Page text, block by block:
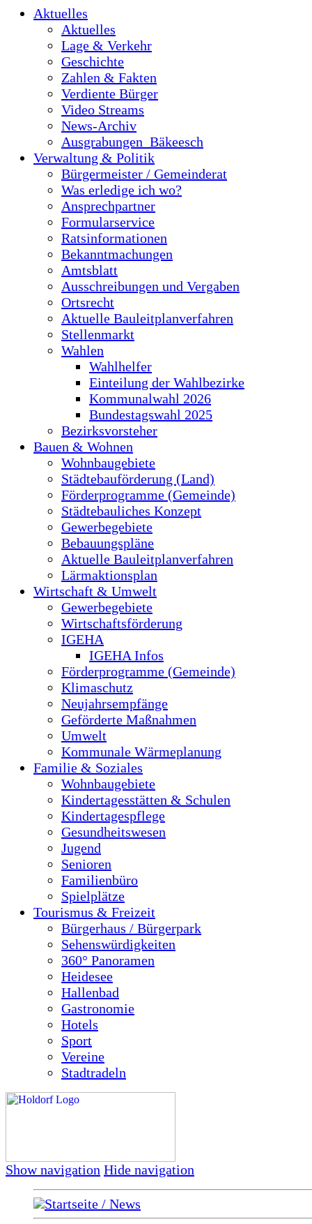
Aktuelles
Aktuelles
Lage & Verkehr
Geschichte
Zahlen & Fakten
Verdiente Bürger
Video Streams
News-Archiv
Ausgrabungen_Bäkeesch
Verwaltung & Politik
Bürgermeister / Gemeinderat
Was erledige ich wo?
Ansprechpartner
Formularservice
Ratsinformationen
Bekanntmachungen
Amtsblatt
Ausschreibungen und Vergaben
Ortsrecht
Aktuelle Bauleitplanverfahren
Stellenmarkt
Wahlen
Wahlhelfer
Einteilung der Wahlbezirke
Kommunalwahl 2026
Bundestagswahl 2025
Bezirksvorsteher
Bauen & Wohnen
Wohnbaugebiete
Städtebauförderung (Land)
Förderprogramme (Gemeinde)
Städtebauliches Konzept
Gewerbegebiete
Bebauungspläne
Aktuelle Bauleitplanverfahren
Lärmaktionsplan
Wirtschaft & Umwelt
Gewerbegebiete
Wirtschaftsförderung
IGEHA
IGEHA Infos
Förderprogramme (Gemeinde)
Klimaschutz
Neujahrsempfänge
Geförderte Maßnahmen
Umwelt
Kommunale Wärmeplanung
Familie & Soziales
Wohnbaugebiete
Kindertagesstätten & Schulen
Kindertagespflege
Gesundheitswesen
Jugend
Senioren
Familienbüro
Spielplätze
Tourismus & Freizeit
Bürgerhaus / Bürgerpark
Sehenswürdigkeiten
360° Panoramen
Heidesee
Hallenbad
Gastronomie
Hotels
Sport
Vereine
Stadtradeln
Show navigation Hide navigation
Startseite / News